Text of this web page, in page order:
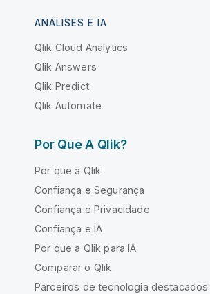
ANÁLISES E IA
Qlik Cloud Analytics
Qlik Answers
Qlik Predict
Qlik Automate
Por Que A Qlik?
Por que a Qlik
Confiança e Segurança
Confiança e Privacidade
Confiança e IA
Por que a Qlik para IA
Comparar o Qlik
Parceiros de tecnologia destacados